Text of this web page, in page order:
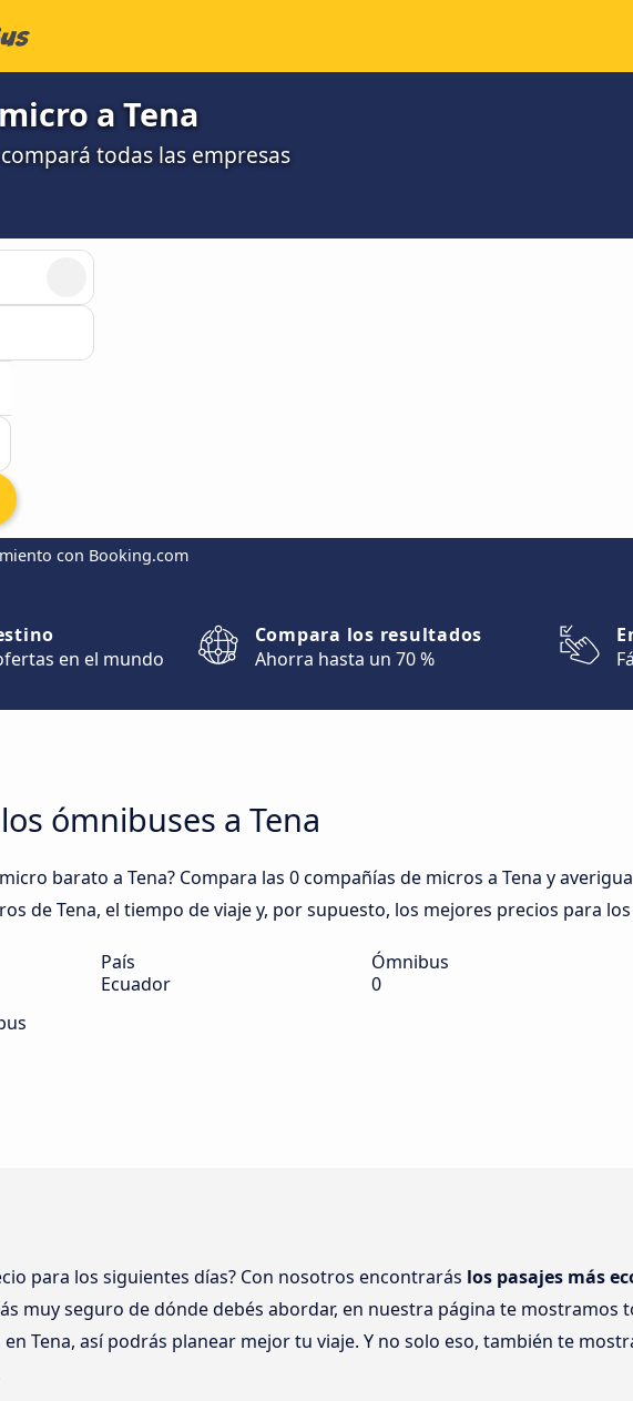
a Tena
todas las empresas
con Booking.com
en el mundo
Compara los resultados
Ahorra hasta un 70 %
ómnibuses a Tena
barato a Tena? Compara las 0 compañías de micros a Tena y
de Tena, el tiempo de viaje y, por supuesto, los mejores precios para
País
Ecuador
Ómnibus
0
para los siguientes días? Con nosotros encontrarás los pasajes más
muy seguro de dónde debés abordar, en nuestra página te mostramos
Tena, así podrás planear mejor tu viaje. Y no solo eso, también te